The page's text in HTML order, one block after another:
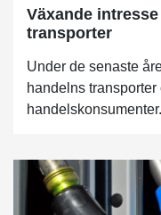
Växande
transporter
Under de senaste
handelns